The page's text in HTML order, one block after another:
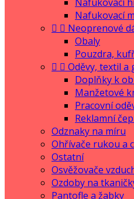
Nafukovací
  Neoprenové
Obaly
Pouzdra,
  Oděvy, textil a
Doplňky k
Manžetové
Pracovní
Reklamní
Odznaky na míru
Ohřívače rukou a
Ostatní
Osvěžovače
Ozdoby na
Pantofle a žabky